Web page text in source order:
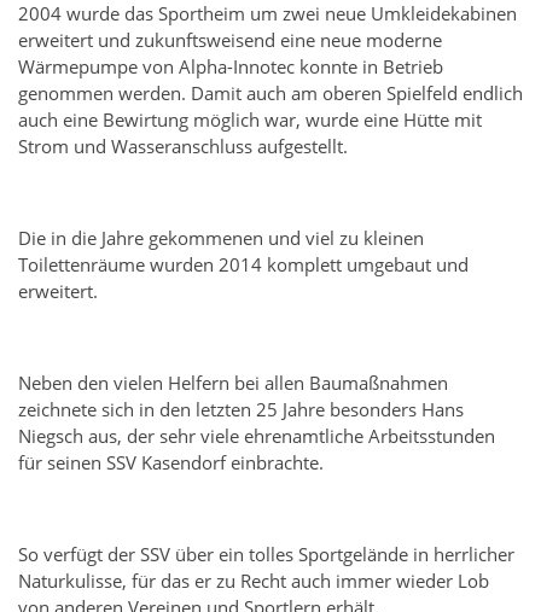
2004 wurde das Sportheim um zwei neue Umkleidekabinen
erweitert und zukunftsweisend eine neue moderne
Wärmepumpe von Alpha-Innotec konnte in Betrieb
genommen werden. Damit auch am oberen Spielfeld endlich
auch eine Bewirtung möglich war, wurde eine Hütte mit
Strom und Wasseranschluss aufgestellt.
Die in die Jahre gekommenen und viel zu kleinen
Toilettenräume wurden 2014 komplett umgebaut und
erweitert.
Neben den vielen Helfern bei allen Baumaßnahmen
zeichnete sich in den letzten 25 Jahre besonders Hans
Niegsch aus, der sehr viele ehrenamtliche Arbeitsstunden
für seinen SSV Kasendorf einbrachte.
So verfügt der SSV über ein tolles Sportgelände in herrlicher
Naturkulisse, für das er zu Recht auch immer wieder Lob